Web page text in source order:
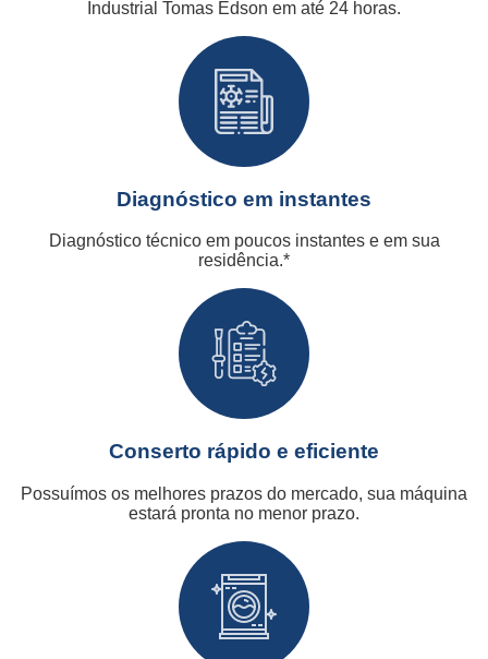
Industrial Tomas Edson em até 24 horas.
Diagnóstico em instantes
Diagnóstico técnico em poucos instantes e em sua
residência.*
Conserto rápido e eficiente
Possuímos os melhores prazos do mercado, sua máquina
estará pronta no menor prazo.